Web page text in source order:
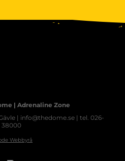
| Adrenaline Zone
| info@thedome.se | tel. 026-
38000
Webbyrå